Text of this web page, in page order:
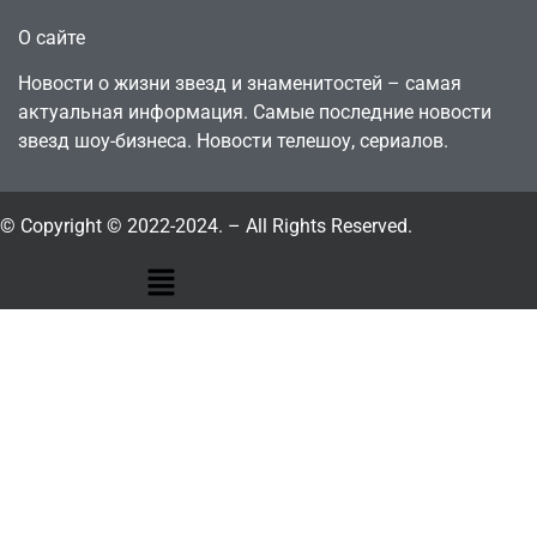
О сайте
Новости о жизни звезд и знаменитостей – самая
актуальная информация. Самые последние новости
звезд шоу-бизнеса. Новости телешоу, сериалов.
© Copyright © 2022-2024. – All Rights Reserved.